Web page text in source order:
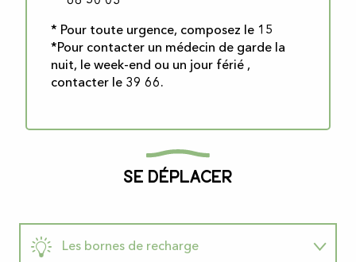
* Pour toute urgence, composez le 15
*Pour contacter un médecin de garde la
nuit, le week-end ou un jour férié ,
contacter le 39 66.
Se déplacer
Les bornes de recharge